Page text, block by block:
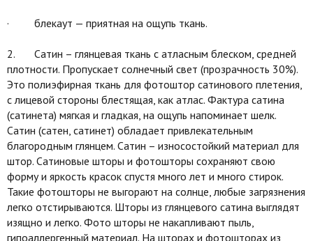
· блекаут — приятная на ощупь ткань.
2. Сатин – глянцевая ткань с атласным блеском, средней
плотности. Пропускает солнечный свет (прозрачность 30%).
Это полиэфирная ткань для фотоштор сатинового плетения,
с лицевой стороны блестящая, как атлас. Фактура сатина
(сатинета) мягкая и гладкая, на ощупь напоминает шелк.
Сатин (сатен, сатинет) обладает привлекательным
благородным глянцем. Сатин – износостойкий материал для
штор. Сатиновые шторы и фотошторы сохраняют свою
форму и яркость красок спустя много лет и много стирок.
Такие фотошторы не выгорают на солнце, любые загрязнения
легко отстирываются. Шторы из глянцевого сатина выглядят
изящно и легко. Фото шторы не накапливают пыль,
гипоаллергенный материал. На шторах и фотошторах из